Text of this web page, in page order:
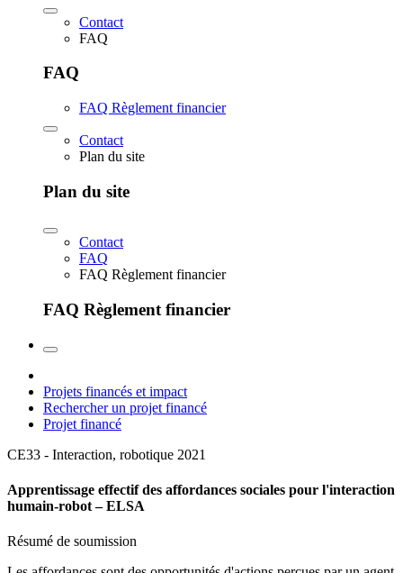
Contact
FAQ
FAQ
FAQ Règlement financier
Contact
Plan du site
Plan du site
Contact
FAQ
FAQ Règlement financier
FAQ Règlement financier
Projets financés et impact
Rechercher un projet financé
Projet financé
CE33 - Interaction, robotique 2021
Apprentissage effectif des affordances sociales pour l'interaction
humain-robot – ELSA
Résumé de soumission